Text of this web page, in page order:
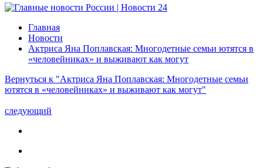
Главная
Новости
Актриса Яна Поплавская: Многодетные семьи ютятся в
«человейниках» и выживают как могут
Вернуться к "Актриса Яна Поплавская: Многодетные семьи
ютятся в «человейниках» и выживают как могут"
следующий